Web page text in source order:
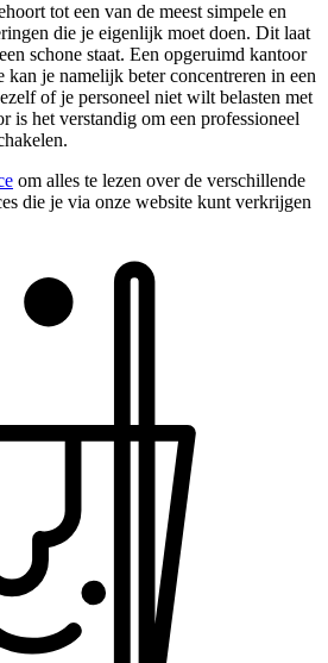
tot een van de meest simpele en
die je eigenlijk moet doen. Dit laat
schone staat. Een opgeruimd kantoor
je namelijk beter concentreren in een
of je personeel niet wilt belasten met
is het verstandig om een professioneel
om alles te lezen over de verschillende
die je via onze website kunt verkrijgen